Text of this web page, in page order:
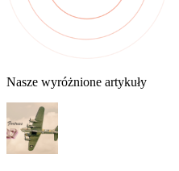
Nasze wyróżnione artykuły